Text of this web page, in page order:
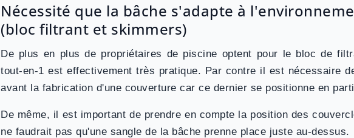
Nécessité que la bâche s'adapte à
(bloc filtrant et skimmers)
De plus en plus de propriétaires de piscine optent pour le bloc de
tout-en-1 est effectivement très pratique. Par contre il est nécessaire
avant la fabrication d'une couverture car ce dernier se positionne en
De même, il est important de prendre en compte la position des
ne faudrait pas qu'une sangle de la bâche prenne place juste au-dessus.